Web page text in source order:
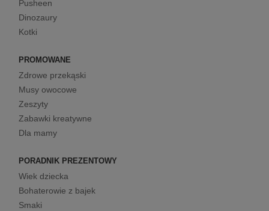
Pusheen
Dinozaury
Kotki
PROMOWANE
Zdrowe przekąski
Musy owocowe
Zeszyty
Zabawki kreatywne
Dla mamy
PORADNIK PREZENTOWY
Wiek dziecka
Bohaterowie z bajek
Smaki